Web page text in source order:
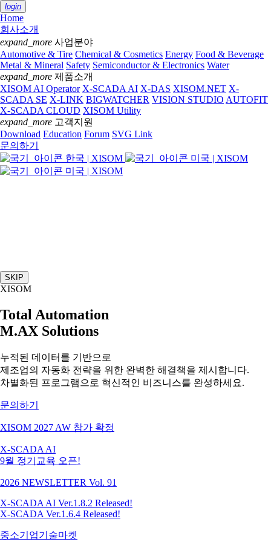
login
Home
회사소개
expand_more 사업분야
Automotive & Tire Chemical & Cosmetics Energy Food & Beverage
Metal & Mineral Safety Semiconductor & Electronics Water
expand_more 제품소개
XISOM AI Operator X-SCADA AI X-DAS XISOM.NET X-
SCADA SE X-LINK BIGWATCHER VISION STUDIO AUTOFIT
X-SCADA CLOUD XISOM Utility
expand_more 고객지원
Download Education Forum SVG Link
문의하기
SKIP
XISOM
Total Automation
M.AX Solutions
누적된 데이터를 기반으로
제조업의 자동화 전략을 위한 완벽한 해결책을 제시합니다.
차별화된 프로그램으로 혁신적인 비즈니스를 완성하세요.
문의하기
XISOM 2027 AW 참가 확정
X-SCADA AI
9월 정기교육 오픈!
2026 NEWSLETTER Vol. 91
X-SCADA AI Ver.1.8.2 Released!
X-SCADA Ver.1.6.4 Released!
중소기업기술마켓